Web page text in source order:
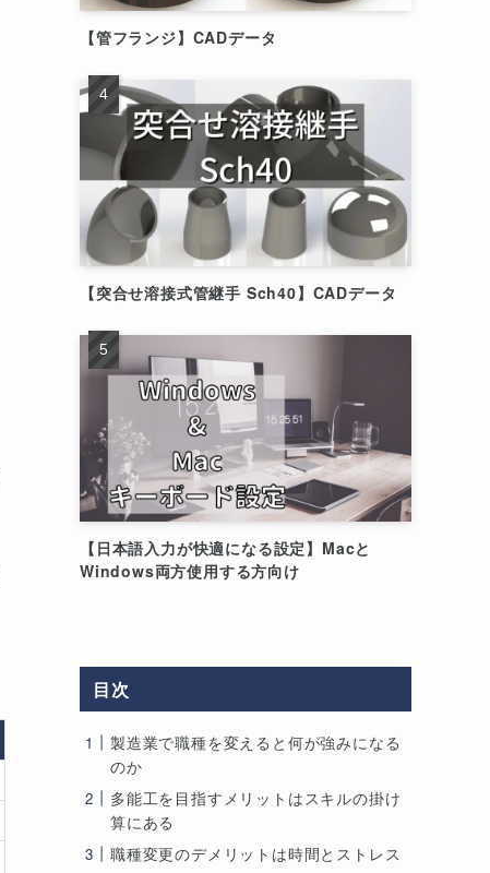
【管フランジ】CADデータ
【突合せ溶接式管継手 Sch40】CADデータ
【日本語入力が快適になる設定】Macと
Windows両方使用する方向け
目次
製造業で職種を変えると何が強みになる
のか
多能工を目指すメリットはスキルの掛け
算にある
職種変更のデメリットは時間とストレス